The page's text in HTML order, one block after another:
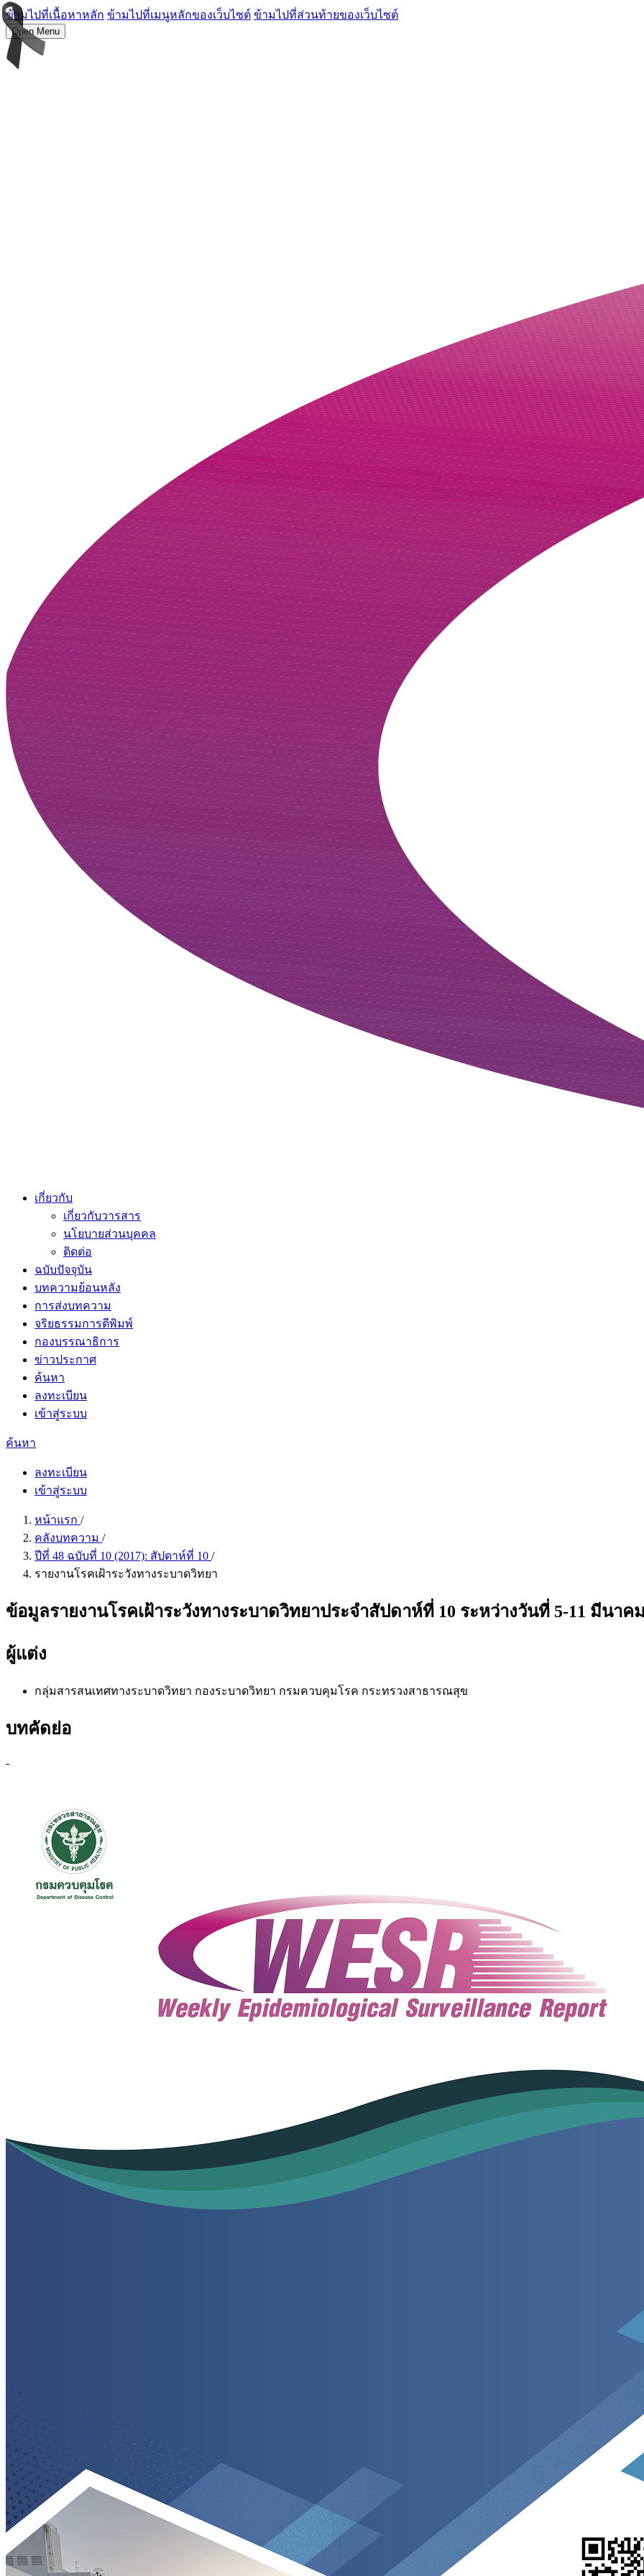
ข้ามไปที่เนื้อหาหลัก ข้ามไปที่เมนูหลักของเว็บไซต์ ข้ามไปที่ส่วนท้ายของเว็บไซต์
Open Menu
เกี่ยวกับ
เกี่ยวกับวารสาร
นโยบายส่วนบุคคล
ติดต่อ
ฉบับปัจจุบัน
บทความย้อนหลัง
การส่งบทความ
จริยธรรมการตีพิมพ์
กองบรรณาธิการ
ข่าวประกาศ
ค้นหา
ลงทะเบียน
เข้าสู่ระบบ
ค้นหา
ลงทะเบียน
เข้าสู่ระบบ
หน้าแรก /
คลังบทความ /
ปีที่ 48 ฉบับที่ 10 (2017): สัปดาห์ที่ 10 /
รายงานโรคเฝ้าระวังทางระบาดวิทยา
ข้อมูลรายงานโรคเฝ้าระวังทางระบาดวิทยาประจำสัปดาห์ที่ 10 ระหว่างวันที่ 5-11 มีนาคม
ผู้แต่ง
กลุ่มสารสนเทศทางระบาดวิทยา กองระบาดวิทยา กรมควบคุมโรค กระทรวงสาธารณสุข
บทคัดย่อ
-